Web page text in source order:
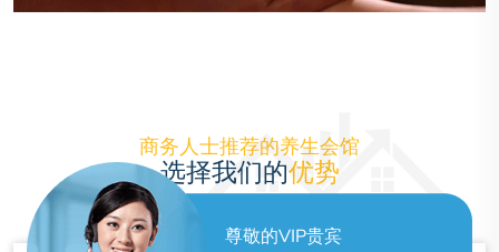
尊敬的VIP贵宾
商务人士推荐的养生会馆
选择我们的优势